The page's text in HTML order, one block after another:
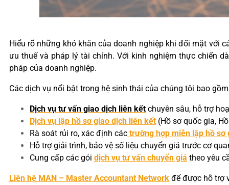
Hiểu rõ những khó khăn của doanh nghiệp khi đối mặt với
ưu thuế và pháp lý tài chính. Với kinh nghiệm thực chiến
pháp của doanh nghiệp.
Các dịch vụ nổi bật trong hệ sinh thái của chúng tôi bao
Dịch vụ tư vấn giao dịch liên kếtchuyên sâu, hỗ trợ
Dịch vụ lập hồ sơ giao dịch liên kết(Hồ sơ quốc gia,
Rà soát rủi ro, xác định các trường hợp miễn lập hồ sơ
Hỗ trợ giải trình, bảo vệ số liệu chuyển giá trước cơ
Cung cấp các gói dịch vụ tư vấn chuyển giá theo yêu
Liên hệ MAN – Master Accountant Network để được hỗ trợ